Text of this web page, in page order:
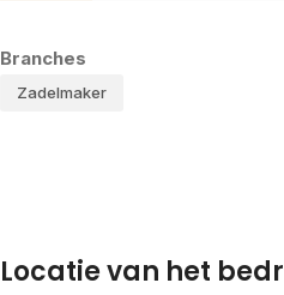
Branches
Zadelmaker
Locatie van het